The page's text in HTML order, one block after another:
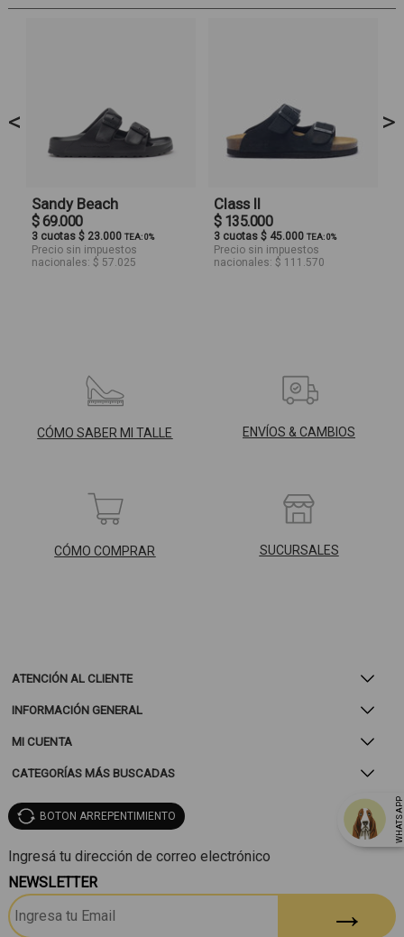
<
Sandy Beach
$ 69.000
3 cuotas $ 23.000 TEA: 0%
Precio sin impuestos
nacionales: $ 57.025
Class II
$ 135.000
3 cuotas $ 45.000 TEA: 0%
Precio sin impuestos
nacionales: $ 111.570
>
CÓMO SABER MI TALLE ENVÍOS & CAMBIOS
CÓMO COMPRAR SUCURSALES
ATENCIÓN AL CLIENTE
INFORMACIÓN GENERAL
MI CUENTA
CATEGORÍAS MÁS BUSCADAS
WHATSAPP
BOTON ARREPENTIMIENTO
NEWSLETTER